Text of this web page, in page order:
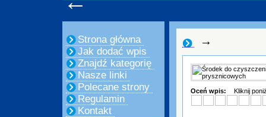
Strona główna
Jak dodać wpis
Znajdź kategorię
Nasze linki
Polecane strony
Regulamin
Kontakt
→
Oceń wpis: Kliknij